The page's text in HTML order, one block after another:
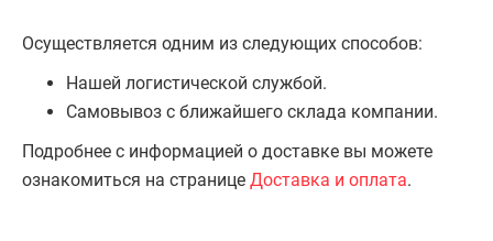
Осуществляется одним из следующих способов:
Нашей логистической службой.
Самовывоз с ближайшего склада компании.
Подробнее с информацией о доставке вы можете
ознакомиться на странице Доставка и оплата.